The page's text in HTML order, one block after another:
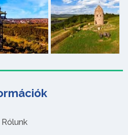
Rólunk